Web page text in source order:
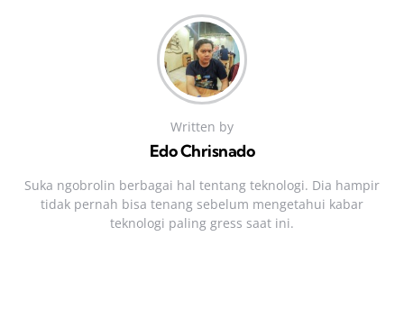
Written by
Edo Chrisnado
Suka ngobrolin berbagai hal tentang teknologi. Dia hampir
tidak pernah bisa tenang sebelum mengetahui kabar
teknologi paling gress saat ini.